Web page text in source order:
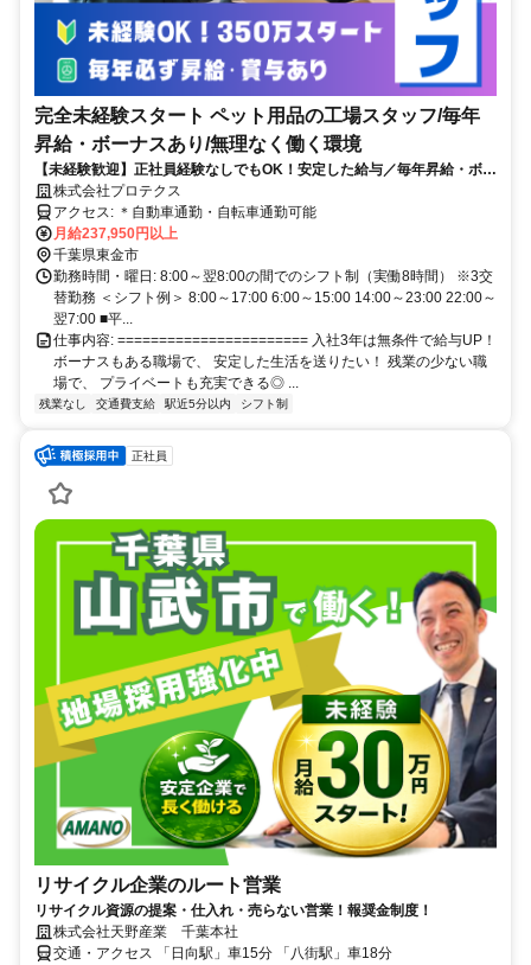
完全未経験スタート ペット用品の工場スタッフ/毎年
昇給・ボーナスあり/無理なく働く環境
【未経験歓迎】正社員経験なしでもOK！安定した給与／毎年昇給・ボー
ナスあり／和気あいあいとした現場で楽しみながら働く
株式会社プロテクス
アクセス: ＊自動車通勤・自転車通勤可能
月給237,950円以上
千葉県東金市
勤務時間・曜日: 8:00～翌8:00の間でのシフト制（実働8時間） ※3交
替勤務 ＜シフト例＞ 8:00～17:00 6:00～15:00 14:00～23:00 22:00～
翌7:00 ■平...
仕事内容: ======================= 入社3年は無条件で給与UP！
ボーナスもある職場で、 安定した生活を送りたい！ 残業の少ない職
場で、 プライベートも充実できる◎ ...
残業なし 交通費支給 駅近5分以内 シフト制
正社員
リサイクル企業のルート営業
リサイクル資源の提案・仕入れ・売らない営業！報奨金制度！
株式会社天野産業 千葉本社
交通・アクセス 「日向駅」車15分 「八街駅」車18分